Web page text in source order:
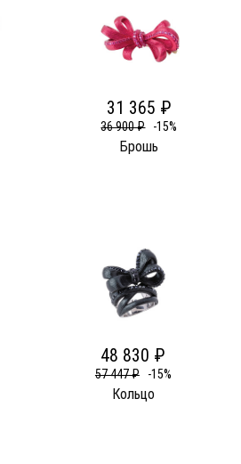
31 365 ₽
36 900 ₽ -15%
Брошь
48 830 ₽
57 447 ₽ -15%
Кольцо